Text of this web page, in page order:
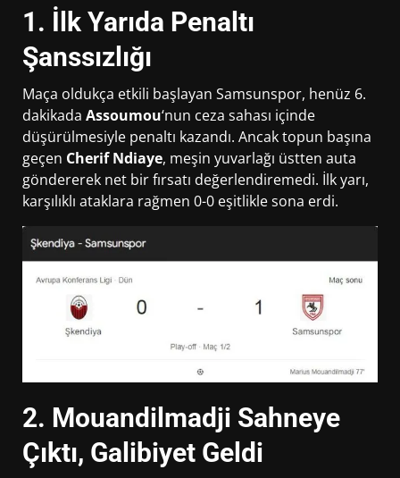
1. İlk Yarıda Penaltı
Şanssızlığı
Maça oldukça etkili başlayan Samsunspor, henüz 6.
dakikada Assoumou‘nun ceza sahası içinde
düşürülmesiyle penaltı kazandı. Ancak topun başına
geçen Cherif Ndiaye, meşin yuvarlağı üstten auta
göndererek net bir fırsatı değerlendiremedi. İlk yarı,
karşılıklı ataklara rağmen 0-0 eşitlikle sona erdi.
2. Mouandilmadji Sahneye
Çıktı, Galibiyet Geldi